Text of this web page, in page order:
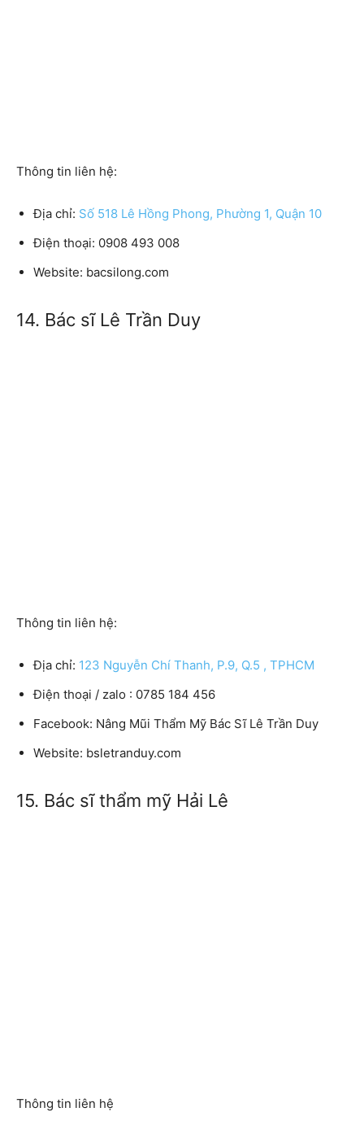
Thông tin liên hệ:
Địa chỉ: Số 518 Lê Hồng Phong, Phường 1, Quận 10
Điện thoại: 0908 493 008
Website: bacsilong.com
14. Bác sĩ Lê Trần Duy
Thông tin liên hệ:
Địa chỉ: 123 Nguyễn Chí Thanh, P.9, Q.5 , TPHCM
Điện thoại / zalo : 0785 184 456
Facebook: Nâng Mũi Thẩm Mỹ Bác Sĩ Lê Trần Duy
Website: bsletranduy.com
15. Bác sĩ thẩm mỹ Hải Lê
Thông tin liên hệ